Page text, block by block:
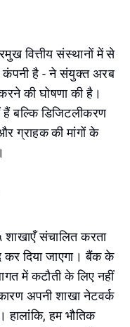
वित्तीय संस्थानों में से
कंपनी है - ने संयुक्त अरब
की घोषणा की है।
बल्कि डिजिटलीकरण
ग्राहक की मांगों के
शाखाएँ संचालित करता
दिया जाएगा। बैंक के
में कटौती के लिए नहीं
अपनी शाखा नेटवर्क
हालांकि, हम भौतिक